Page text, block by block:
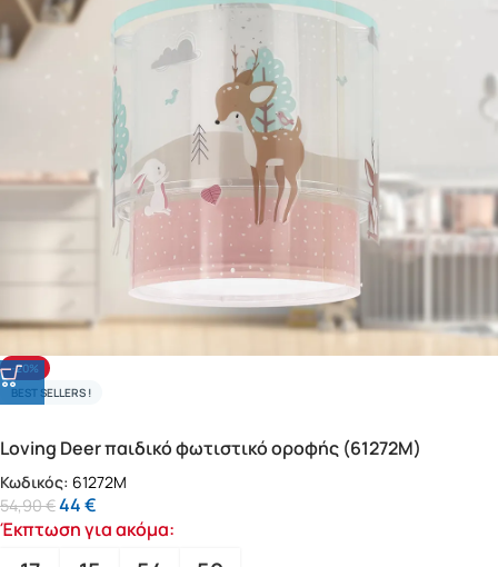
-20%
BEST SELLERS !
Loving Deer παιδικό φωτιστικό οροφής (61272M)
Κωδικός: 61272M
54,90€44€
Έκπτωση για ακόμα: